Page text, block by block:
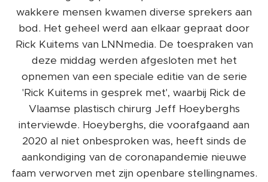
wakkere mensen kwamen diverse sprekers aan
bod. Het geheel werd aan elkaar gepraat door
Rick Kuitems van LNNmedia. De toespraken van
deze middag werden afgesloten met het
opnemen van een speciale editie van de serie
'Rick Kuitems in gesprek met', waarbij Rick de
Vlaamse plastisch chirurg Jeff Hoeyberghs
interviewde. Hoeyberghs, die voorafgaand aan
2020 al niet onbesproken was, heeft sinds de
aankondiging van de coronapandemie nieuwe
faam verworven met zijn openbare stellingnames.